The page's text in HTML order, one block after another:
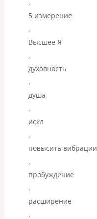
,
5 измерение
,
Высшее Я
,
духовность
,
душа
,
искл
,
повысить вибрации
,
пробуждение
,
расширение
,